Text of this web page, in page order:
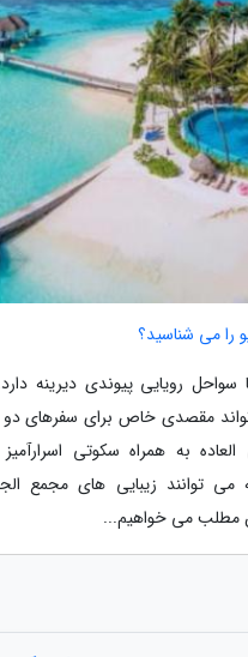
را می شناسید؟
سواحل رویایی پیوندی دیرینه
مقصدی خاص برای سفرهای دو
به همراه سکوتی
توانند زیبایی های مجمع
مطلب می خواهیم...